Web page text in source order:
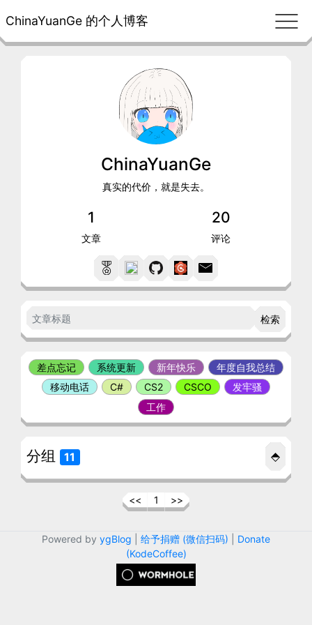
ChinaYuanGe 的个人博客
<< 1 >>
ChinaYuanGe
真实的代价，就是失去。
1
文章
20
评论
检索
差点忘记 系统更新 新年快乐
年度自我总结
移动电话
C# CS2 CSCO
发牢骚
工作
分组 11 ⬘
Powered by ygBlog 给予捐赠 (微信扫码)
Donate
(KodeCoffee)